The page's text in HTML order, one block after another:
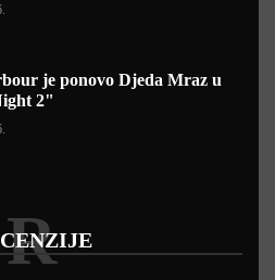
je ponovo Djeda Mraz u
2"
R